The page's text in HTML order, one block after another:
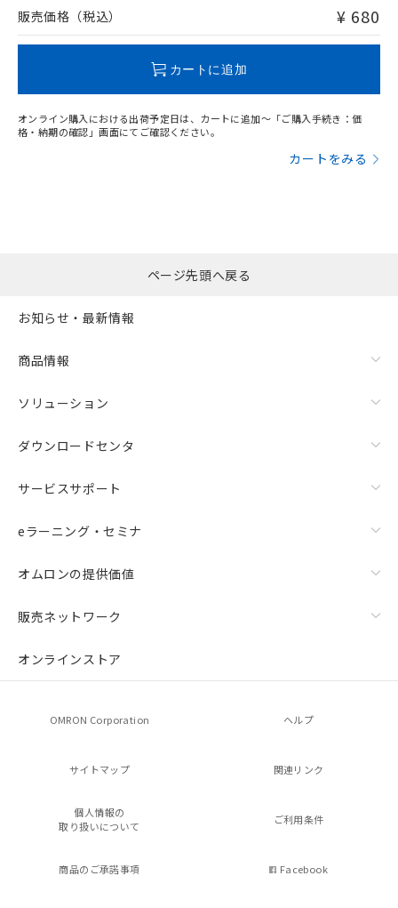
問い合わせください。
販売価格（税込） ¥ 680
カートに追加
オンライン購入における出荷予定日は、カートに追加～「ご購入手続き：価
格・納期の確認」画面にてご確認ください。
カートをみる
ページ先頭へ戻る
お知らせ・最新情報
商品情報
ソリューション
ダウンロードセンタ
サービスサポート
eラーニング・セミナ
オムロンの提供価値
販売ネットワーク
オンラインストア
OMRON Corporation ヘルプ
サイトマップ 関連リンク
個人情報の
取り扱いについて
ご利用条件
商品のご承諾事項 Facebook